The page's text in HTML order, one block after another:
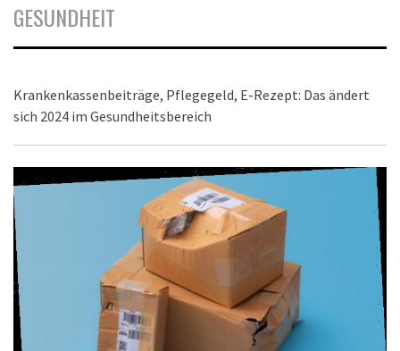
GESUNDHEIT
Krankenkassenbeiträge, Pflegegeld, E-Rezept: Das ändert
sich 2024 im Gesundheitsbereich